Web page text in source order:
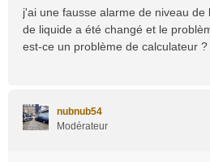
s
g
j'ai une fausse alarme de niveau
de liquide a été changé et le
est-ce un problème de calculateur ?
nubnub54
Modérateur